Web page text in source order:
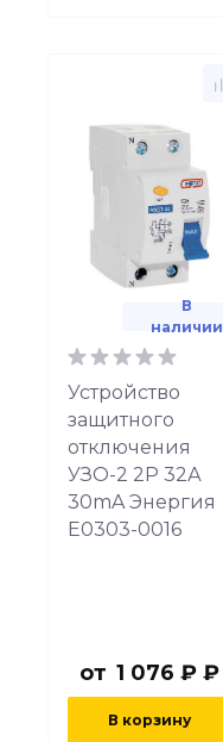
В
наличии
Устройство
защитного
отключения
УЗО-2 2Р 32А
30mA Энергия
Е0303-0016
от 1 076 ₽ ₽
В корзину